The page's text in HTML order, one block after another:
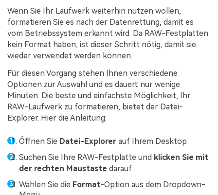
Wenn Sie Ihr Laufwerk weiterhin nutzen wollen,
formatieren Sie es nach der Datenrettung, damit es
vom Betriebssystem erkannt wird. Da RAW-Festplatten
kein Format haben, ist dieser Schritt nötig, damit sie
wieder verwendet werden können.
Für diesen Vorgang stehen Ihnen verschiedene
Optionen zur Auswahl und es dauert nur wenige
Minuten. Die beste und einfachste Möglichkeit, Ihr
RAW-Laufwerk zu formatieren, bietet der Datei-
Explorer. Hier die Anleitung:
Öffnen Sie Datei-Explorer auf Ihrem Desktop.
Suchen Sie Ihre RAW-Festplatte und klicken Sie mit
der rechten Maustaste darauf.
Wählen Sie die Format-Option aus dem Dropdown-